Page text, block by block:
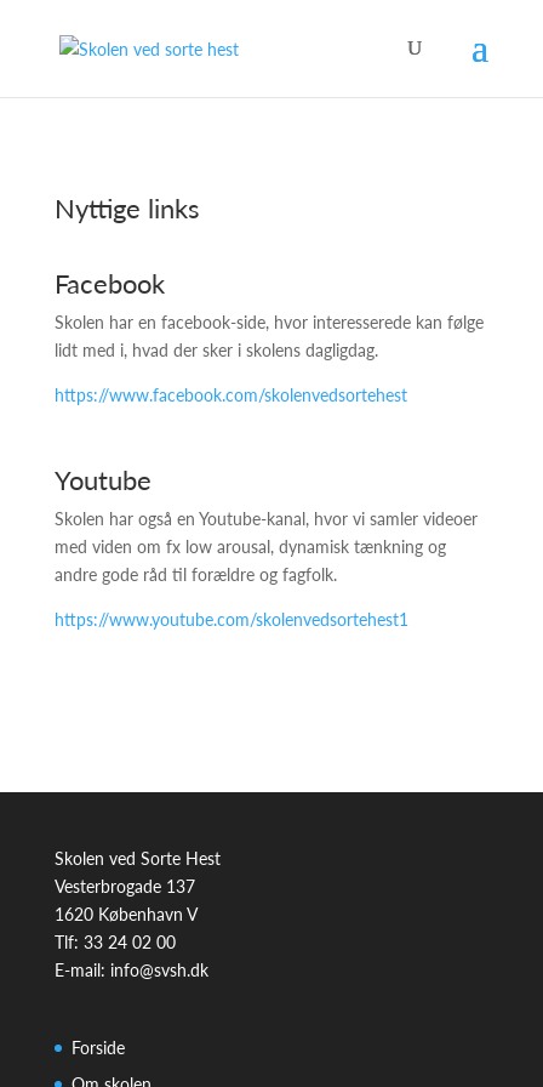
Nyttige links
Facebook
Skolen har en facebook-side, hvor interesserede kan følge
lidt med i, hvad der sker i skolens dagligdag.
https://www.facebook.com/skolenvedsortehest
Youtube
Skolen har også en Youtube-kanal, hvor vi samler videoer
med viden om fx low arousal, dynamisk tænkning og
andre gode råd til forældre og fagfolk.
https://www.youtube.com/skolenvedsortehest1
Skolen ved Sorte Hest
Vesterbrogade 137
1620 København V
Tlf: 33 24 02 00
E-mail: info@svsh.dk
Forside